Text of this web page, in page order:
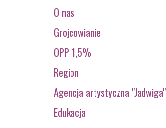
O nas
Grojcowianie
OPP 1,5%
Region
Agencja artystyczna "Jadwiga"
Edukacja